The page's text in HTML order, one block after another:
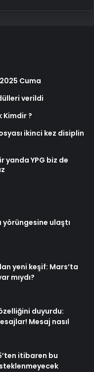
Cuma
verildi
Kimdir ?
ikinci kez disiplin
yanda YPG biz de
yörüngesine ulaştı
yeni keşif: Mars’ta
mıydı?
duyurdu:
Mesaj nasıl
itibaren bu